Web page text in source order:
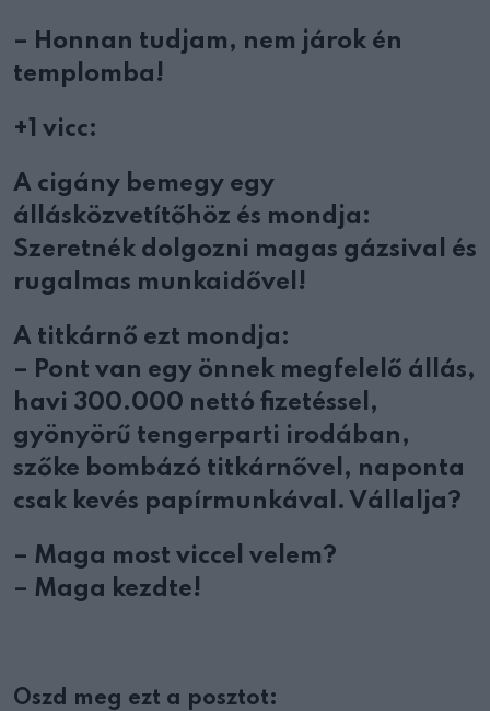
– Honnan tudjam, nem járok én
templomba!
+1 vicc:
A cigány bemegy egy
állásközvetítőhöz és mondja:
Szeretnék dolgozni magas gázsival és
rugalmas munkaidővel!
A titkárnő ezt mondja:
– Pont van egy önnek megfelelő állás,
havi 300.000 nettó fizetéssel,
gyönyörű tengerparti irodában,
szőke bombázó titkárnővel, naponta
csak kevés papírmunkával. Vállalja?
– Maga most viccel velem?
– Maga kezdte!
Oszd meg ezt a posztot: